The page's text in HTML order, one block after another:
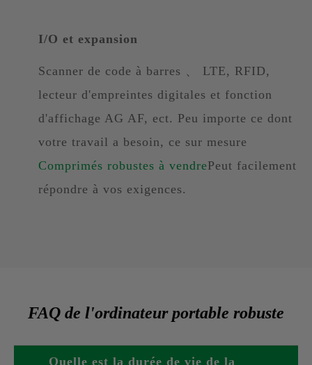
I/O et expansion
Scanner de code à barres 、 LTE, RFID,
lecteur d'empreintes digitales et fonction
d'affichage AG AF, ect. Peu importe ce dont
votre travail a besoin, ce sur mesure
Comprimés robustes à vendrePeut facilement
répondre à vos exigences.
FAQ de l'ordinateur portable robuste
Quelle est la durée de vie de la